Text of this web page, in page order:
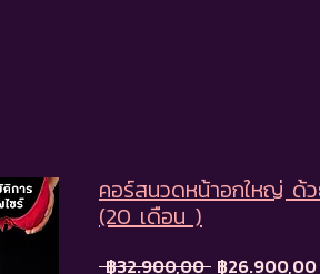
คอร์สนวดหน้าอกใหญ่ ด้
(20 เดือน )
฿32.900,00 Regular
฿26.900,00